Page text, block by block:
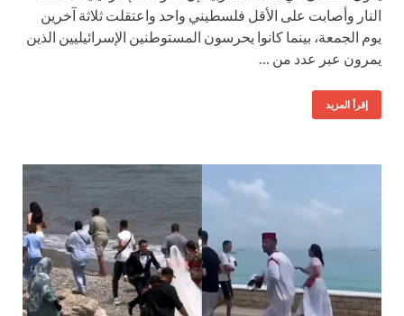
النار وأصابت على الأقل فلسطيني واحد واعتقلت ثلاثة آخرين
يوم الجمعة، بينما كانوا يحرسون المستوطنين الإسرائيليين الذين
يمرون عبر عدد من …
إقرأ المزيد